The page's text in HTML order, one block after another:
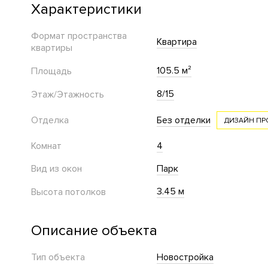
Характеристики
Формат пространства
квартиры
Квартира
Площадь
105.5 м²
Этаж/Этажность
8/15
Отделка Без отделки ДИЗАЙН
Комнат
4
Вид из окон
Парк
Высота потолков
3.45 м
Описание объекта
Тип объекта Новостройка